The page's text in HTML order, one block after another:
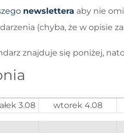
newslettera aby nie
(chyba, że w opisie
znajduje się poniżej,
3.08 wtorek 4.08